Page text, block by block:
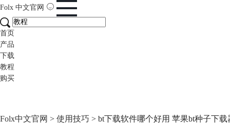
Folx 中文官网
首页
产品
下载
教程
购买
Folx中文官网 > 使用技巧 > bt下载软件哪个好用 苹果bt种子下